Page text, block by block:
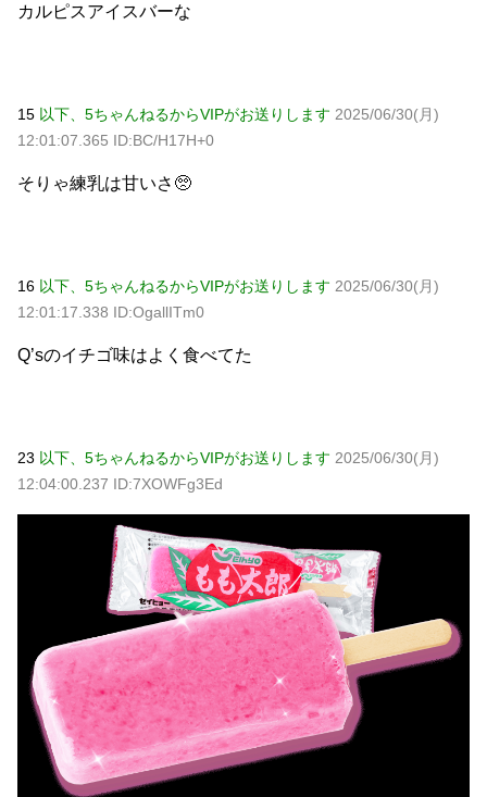
カルピスアイスバーな
15 以下、5ちゃんねるからVIPがお送りします 2025/06/30(月)
12:01:07.365 ID:BC/H17H+0
そりゃ練乳は甘いさ🥺
16 以下、5ちゃんねるからVIPがお送りします 2025/06/30(月)
12:01:17.338 ID:OgallITm0
Q’sのイチゴ味はよく食べてた
23 以下、5ちゃんねるからVIPがお送りします 2025/06/30(月)
12:04:00.237 ID:7XOWFg3Ed